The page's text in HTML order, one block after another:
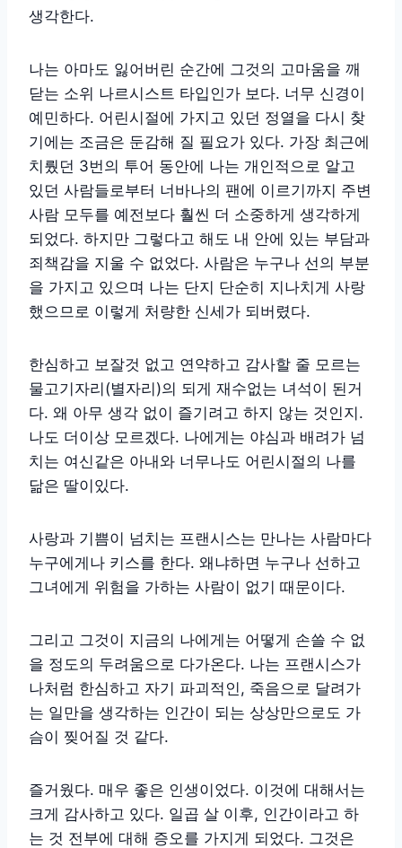
생각한다.
나는 아마도 잃어버린 순간에 그것의 고마움을 깨
닫는 소위 나르시스트 타입인가 보다. 너무 신경이
예민하다. 어린시절에 가지고 있던 정열을 다시 찾
기에는 조금은 둔감해 질 필요가 있다. 가장 최근에
치뤘던 3번의 투어 동안에 나는 개인적으로 알고
있던 사람들로부터 너바나의 팬에 이르기까지 주변
사람 모두를 예전보다 훨씬 더 소중하게 생각하게
되었다. 하지만 그렇다고 해도 내 안에 있는 부담과
죄책감을 지울 수 없었다. 사람은 누구나 선의 부분
을 가지고 있으며 나는 단지 단순히 지나치게 사랑
했으므로 이렇게 처량한 신세가 되버렸다.
한심하고 보잘것 없고 연약하고 감사할 줄 모르는
물고기자리(별자리)의 되게 재수없는 녀석이 된거
다. 왜 아무 생각 없이 즐기려고 하지 않는 것인지.
나도 더이상 모르겠다. 나에게는 야심과 배려가 넘
치는 여신같은 아내와 너무나도 어린시절의 나를
닮은 딸이있다.
사랑과 기쁨이 넘치는 프랜시스는 만나는 사람마다
누구에게나 키스를 한다. 왜냐하면 누구나 선하고
그녀에게 위험을 가하는 사람이 없기 때문이다.
그리고 그것이 지금의 나에게는 어떻게 손쓸 수 없
을 정도의 두려움으로 다가온다. 나는 프랜시스가
나처럼 한심하고 자기 파괴적인, 죽음으로 달려가
는 일만을 생각하는 인간이 되는 상상만으로도 가
슴이 찢어질 것 같다.
즐거웠다. 매우 좋은 인생이었다. 이것에 대해서는
크게 감사하고 있다. 일곱 살 이후, 인간이라고 하
는 것 전부에 대해 증오를 가지게 되었다. 그것은